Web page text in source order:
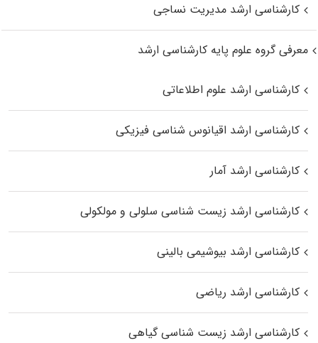
کارشناسی ارشد مدیریت نساجی
معرفی گروه علوم پایه کارشناسی ارشد
کارشناسی ارشد علوم اطلاعاتی
کارشناسی ارشد اقیانوس‌ شناسی فیزیکی
کارشناسی ارشد آمار
کارشناسی ارشد زیست شناسی سلولی و مولکولی
کارشناسی ارشد بیوشیمی بالینی
کارشناسی ارشد ریاضی
کارشناسی ارشد زیست‌ شناسی گیاهی